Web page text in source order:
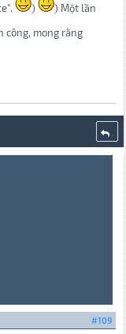
)
) Một lần
công, mong rằng
#109